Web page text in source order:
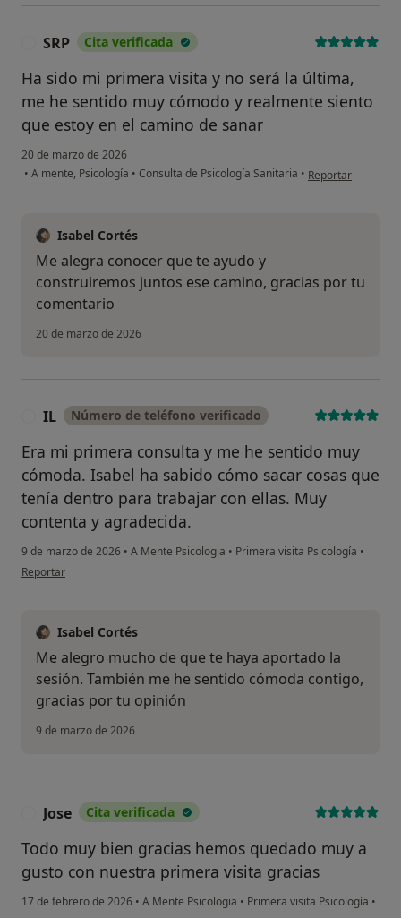
SRP Cita verificada
Ha sido mi primera visita y no será la última,
me he sentido muy cómodo y realmente siento
que estoy en el camino de sanar
20 de marzo de 2026
• A mente, Psicología • Consulta de Psicología Sanitaria • en opinión del
Reportar
Isabel Cortés
Me alegra conocer que te ayudo y
construiremos juntos ese camino, gracias por tu
comentario
20 de marzo de 2026
IL Número de teléfono verificado
Era mi primera consulta y me he sentido muy
cómoda. Isabel ha sabido cómo sacar cosas que
tenía dentro para trabajar con ellas. Muy
contenta y agradecida.
9 de marzo de 2026 • A Mente Psicologia • Primera visita Psicología •
en opinión del usuario IL
Reportar
Isabel Cortés
Me alegro mucho de que te haya aportado la
sesión. También me he sentido cómoda contigo,
gracias por tu opinión
9 de marzo de 2026
Jose Cita verificada
Todo muy bien gracias hemos quedado muy a
gusto con nuestra primera visita gracias
17 de febrero de 2026 • A Mente Psicologia • Primera visita Psicología •